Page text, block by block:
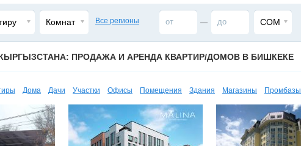
Комнат Все регионы —
СОМ
ПРОДАЖА И АРЕНДА КВАРТИР/ДОМОВ В БИШКЕКЕ
Дома Дачи Участки Офисы Помещения Здания Магазины Промбазы